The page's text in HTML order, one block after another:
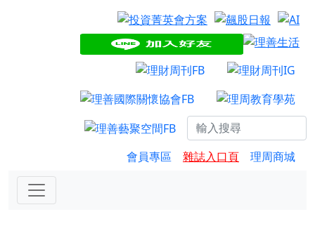
會員專區 雜誌入口頁 理周商城